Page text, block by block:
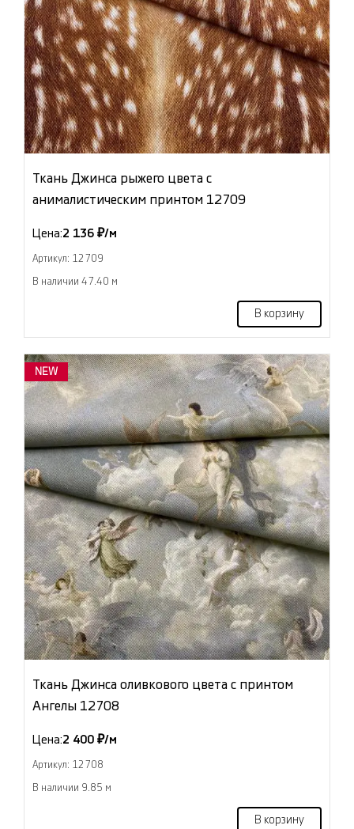
Ткань Джинса рыжего цвета с
анималистическим принтом 12709
Цена:2 136 ₽/м
Артикул: 12709
В наличии 47.40 м
В корзину
NEW
Ткань Джинса оливкового цвета с принтом
Ангелы 12708
Цена:2 400 ₽/м
Артикул: 12708
В наличии 9.85 м
В корзину